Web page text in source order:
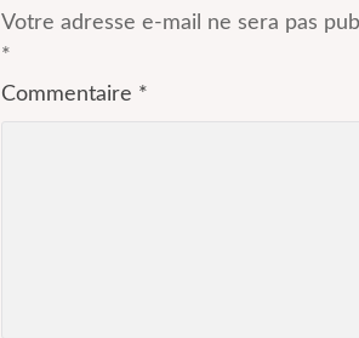
Votre adresse e-mail ne sera pas
*
Commentaire *